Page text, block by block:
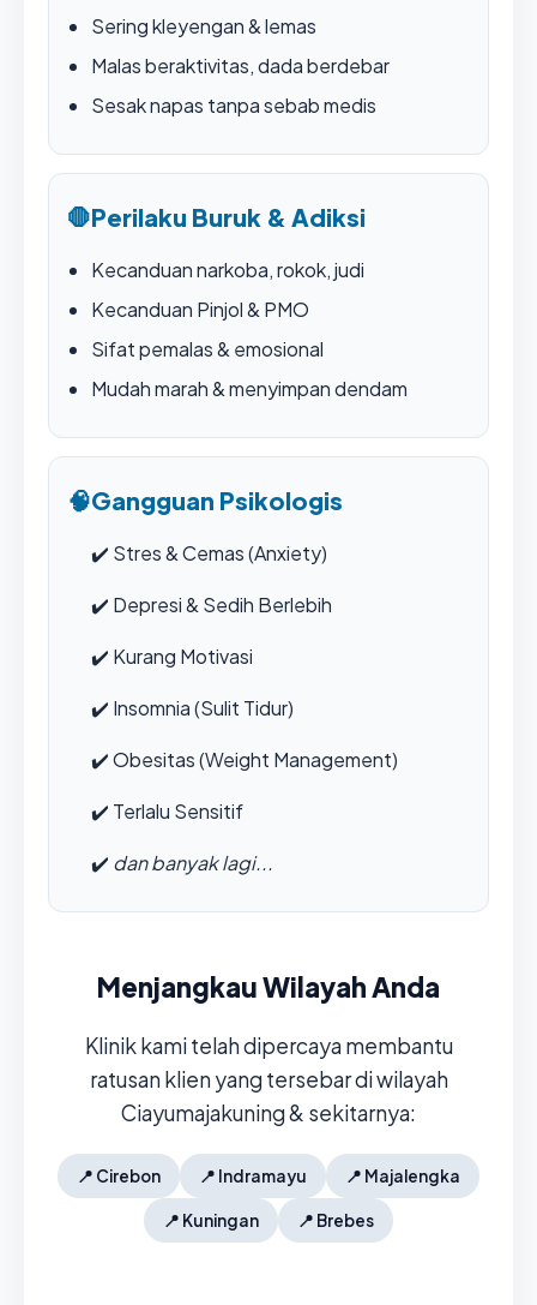
Sering kleyengan & lemas
Malas beraktivitas, dada berdebar
Sesak napas tanpa sebab medis
🛑Perilaku Buruk & Adiksi
Kecanduan narkoba, rokok, judi
Kecanduan Pinjol & PMO
Sifat pemalas & emosional
Mudah marah & menyimpan dendam
🧠Gangguan Psikologis
✔️ Stres & Cemas (Anxiety)
✔️ Depresi & Sedih Berlebih
✔️ Kurang Motivasi
✔️ Insomnia (Sulit Tidur)
✔️Obesitas (Weight Management)
✔️ Terlalu Sensitif
✔️ dan banyak lagi...
Menjangkau Wilayah Anda
Klinik kami telah dipercaya membantu
ratusan klien yang tersebar di wilayah
Ciayumajakuning & sekitarnya:
📍 Cirebon 📍 Indramayu 📍 Majalengka
📍 Kuningan 📍 Brebes